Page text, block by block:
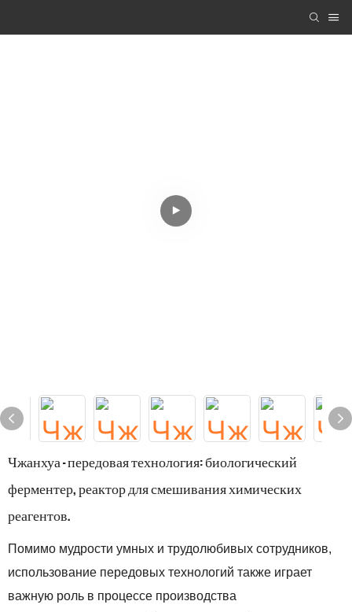
Чжанхуа — передовая технология: биологический
ферментер, реактор для смешивания химических
реагентов.
Помимо мудрости умных и трудолюбивых сотрудников,
использование передовых технологий также играет
важную роль в процессе производства